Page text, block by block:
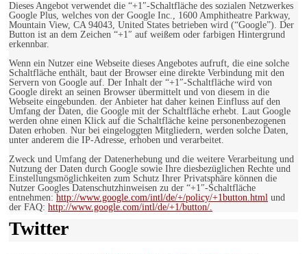
Dieses Angebot verwendet die “+1″-Schaltfläche des sozialen Netzwerkes
Google Plus, welches von der Google Inc., 1600 Amphitheatre Parkway,
Mountain View, CA 94043, United States betrieben wird (“Google”). Der
Button ist an dem Zeichen “+1″ auf weißem oder farbigen Hintergrund
erkennbar.
Wenn ein Nutzer eine Webseite dieses Angebotes aufruft, die eine solche
Schaltfläche enthält, baut der Browser eine direkte Verbindung mit den
Servern von Google auf. Der Inhalt der “+1″-Schaltfläche wird von
Google direkt an seinen Browser übermittelt und von diesem in die
Webseite eingebunden. der Anbieter hat daher keinen Einfluss auf den
Umfang der Daten, die Google mit der Schaltfläche erhebt. Laut Google
werden ohne einen Klick auf die Schaltfläche keine personenbezogenen
Daten erhoben. Nur bei eingeloggten Mitgliedern, werden solche Daten,
unter anderem die IP-Adresse, erhoben und verarbeitet.
Zweck und Umfang der Datenerhebung und die weitere Verarbeitung und
Nutzung der Daten durch Google sowie Ihre diesbezüglichen Rechte und
Einstellungsmöglichkeiten zum Schutz Ihrer Privatsphäre können die
Nutzer Googles Datenschutzhinweisen zu der “+1″-Schaltfläche
entnehmen: http://www.google.com/intl/de/+/policy/+1button.html und
der FAQ: http://www.google.com/intl/de/+1/button/.
Twitter